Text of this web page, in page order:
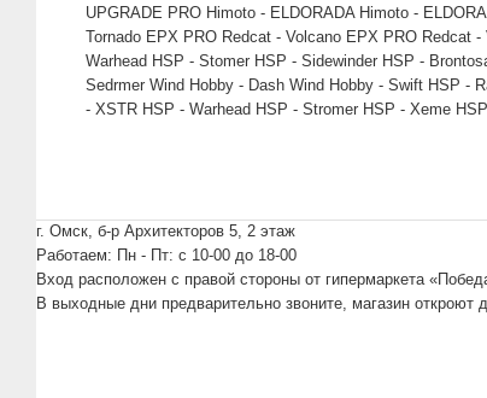
UPGRADE PRO Himoto - ELDORADA Himoto -
Tornado EPX PRO Redcat - Volcano EPX PRO Redcat
Warhead HSP - Stomer HSP - Sidewinder HSP -
Sedrmer Wind Hobby - Dash Wind Hobby - Swift HSP -
- XSTR HSP - Warhead HSP - Stromer HSP - Xeme
г. Омск, б-р Архитекторов 5, 2 этаж
Работаем: Пн - Пт: c 10-00 до 18-00
Вход расположен с правой стороны от гипермаркета
В выходные дни предварительно звоните, магазин откроют